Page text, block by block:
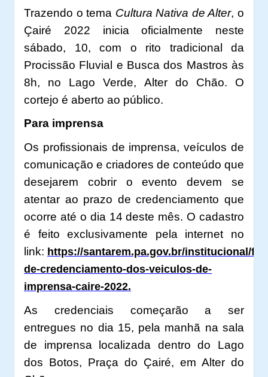
Trazendo o tema Cultura Nativa de Alter, o
Çairé 2022 inicia oficialmente neste
sábado, 10, com o rito tradicional da
Procissão Fluvial e Busca dos Mastros às
8h, no Lago Verde, Alter do Chão. O
cortejo é aberto ao público.
Para imprensa
Os profissionais de imprensa, veículos de
comunicação e criadores de conteúdo que
desejarem cobrir o evento devem se
atentar ao prazo de credenciamento que
ocorre até o dia 14 deste mês. O cadastro
é feito exclusivamente pela internet no
link: https://santarem.pa.gov.br/institucional/
de-credenciamento-dos-veiculos-de-
imprensa-caire-2022.
As credenciais começarão a ser
entregues no dia 15, pela manhã na sala
de imprensa localizada dentro do Lago
dos Botos, Praça do Çairé, em Alter do